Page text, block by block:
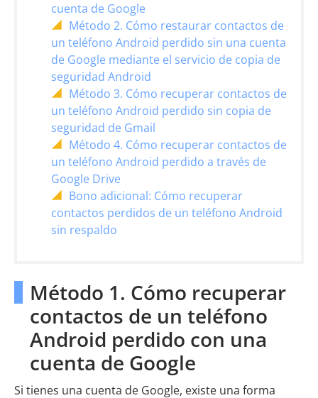
cuenta de Google
Método 2. Cómo restaurar contactos de
un teléfono Android perdido sin una cuenta
de Google mediante el servicio de copia de
seguridad Android
Método 3. Cómo recuperar contactos de
un teléfono Android perdido sin copia de
seguridad de Gmail
Método 4. Cómo recuperar contactos de
un teléfono Android perdido a través de
Google Drive
Bono adicional: Cómo recuperar
contactos perdidos de un teléfono Android
sin respaldo
Método 1. Cómo recuperar
contactos de un teléfono
Android perdido con una
cuenta de Google
Si tienes una cuenta de Google, existe una forma